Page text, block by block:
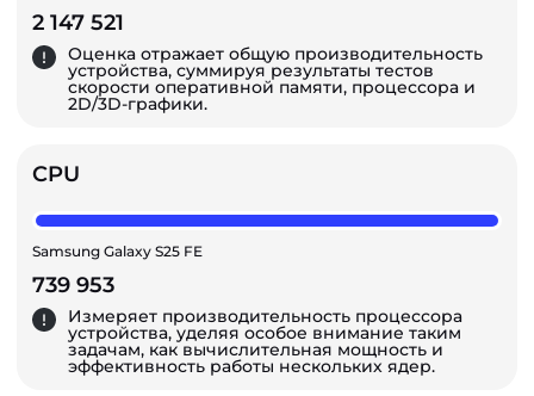
2 147 521
Оценка отражает общую производительность
устройства, суммируя результаты тестов
скорости оперативной памяти, процессора и
2D/3D-графики.
CPU
Samsung Galaxy S25 FE
739 953
Измеряет производительность процессора
устройства, уделяя особое внимание таким
задачам, как вычислительная мощность и
эффективность работы нескольких ядер.